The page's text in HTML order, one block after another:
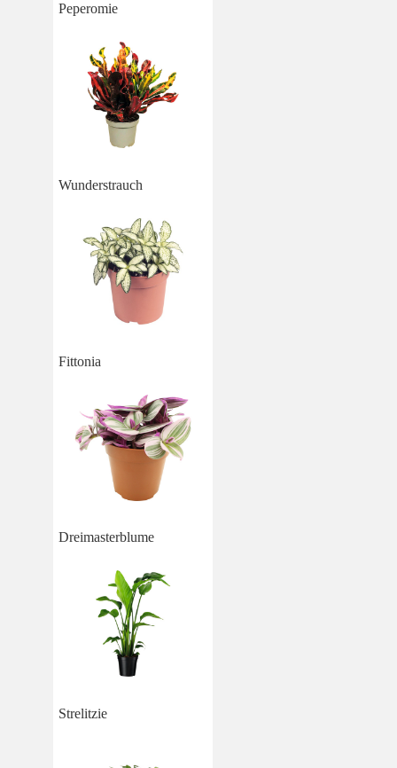
Peperomie
Wunderstrauch
Fittonia
Dreimasterblume
Strelitzie